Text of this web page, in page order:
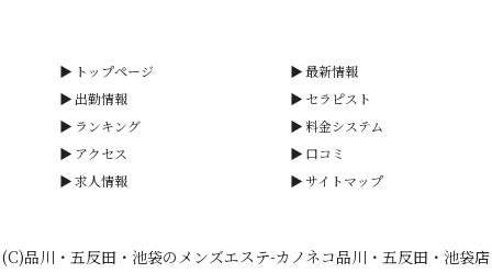
トップページ
最新情報
出勤情報
セラピスト
ランキング
料金システム
アクセス
口コミ
求人情報
サイトマップ
(C)品川・五反田・池袋のメンズエステ-カノネコ品川・五反田・池袋店